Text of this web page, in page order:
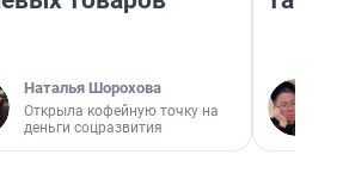
Наталья Шорохова
Открыла кофейную точку на
деньги соцразвития